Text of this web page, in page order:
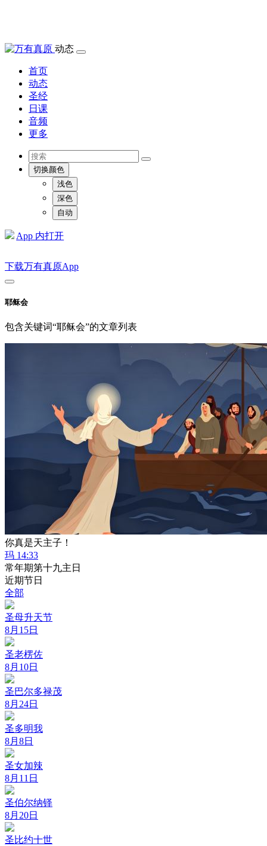
动态
首页
动态
圣经
日课
音频
更多
切换颜色
浅色
深色
自动
App 内打开
下载万有真原App
耶稣会
包含关键词“耶稣会”的文章列表
你真是天主子！
玛 14:33
常年期第十九主日
近期节日
全部
圣母升天节
8月15日
圣老楞佐
8月10日
圣巴尔多禄茂
8月24日
圣多明我
8月8日
圣女加辣
8月11日
圣伯尔纳铎
8月20日
圣比约十世